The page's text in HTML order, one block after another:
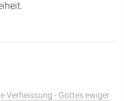
Verheissung - Gottes ewiger